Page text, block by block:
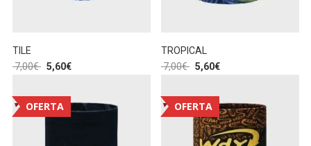
TILE
7,00€ 5,60€
TROPICAL
7,00€ 5,60€
OFERTA OFERTA